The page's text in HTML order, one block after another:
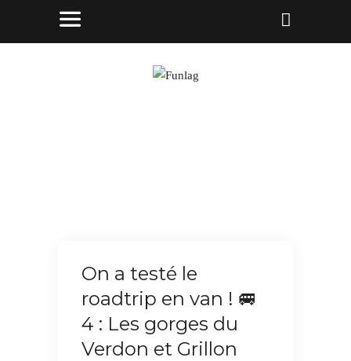
On a testé le
roadtrip en van ! 🚐
4 : Les gorges du
Verdon et Grillon